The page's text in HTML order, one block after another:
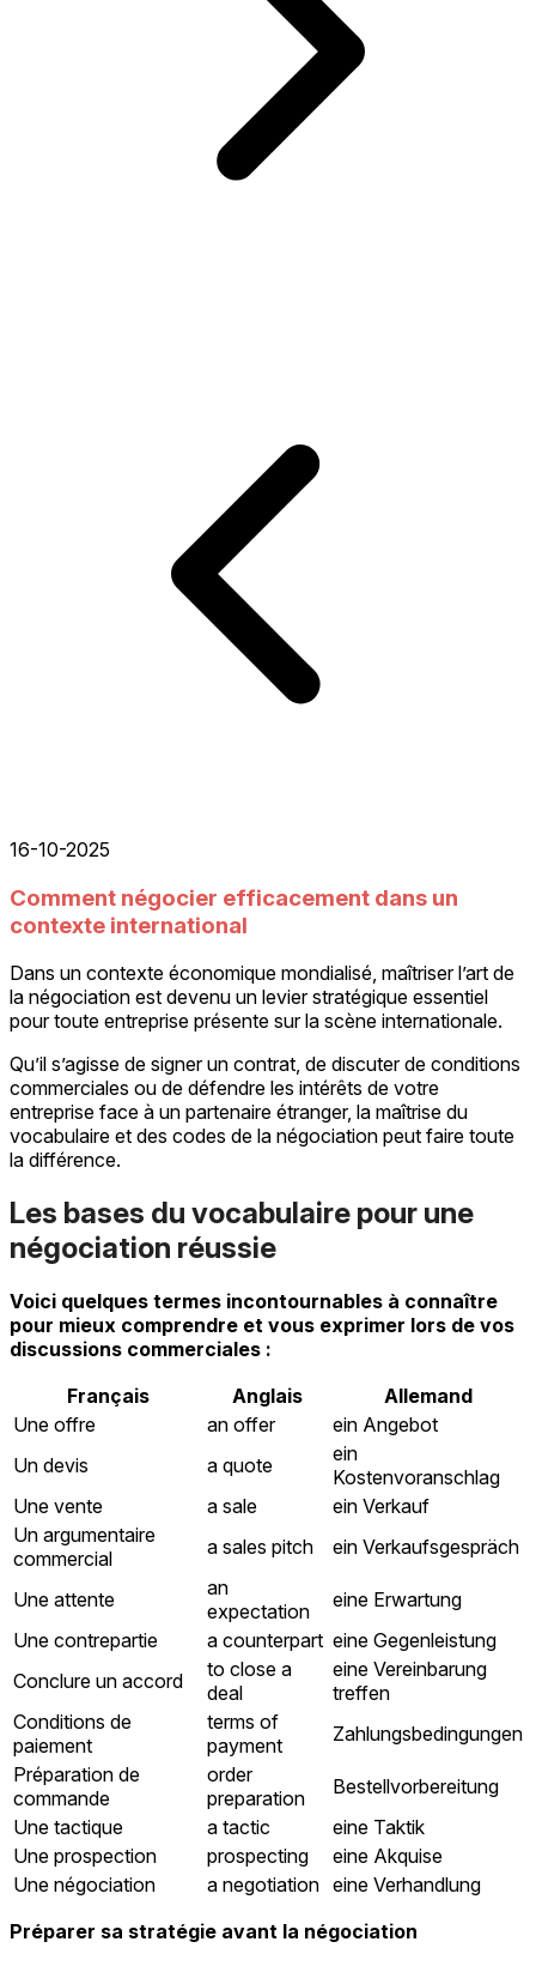
16-10-2025
Comment négocier efficacement dans un
contexte international
Dans un contexte économique mondialisé, maîtriser l’art de
la négociation est devenu un levier stratégique essentiel
pour toute entreprise présente sur la scène internationale.
Qu’il s’agisse de signer un contrat, de discuter de conditions
commerciales ou de défendre les intérêts de votre
entreprise face à un partenaire étranger, la maîtrise du
vocabulaire et des codes de la négociation peut faire toute
la différence.
Les bases du vocabulaire pour une
négociation réussie
Voici quelques termes incontournables à connaître
pour mieux comprendre et vous exprimer lors de vos
discussions commerciales :
Français
Anglais
Allemand
Une offre
an offer
ein Angebot
Un devis
a quote
ein
Kostenvoranschlag
Une vente
a sale
ein Verkauf
Un argumentaire
commercial
a sales pitch ein Verkaufsgespräch
Une attente
an
expectation
eine Erwartung
Une contrepartie
a counterpart eine Gegenleistung
Conclure un accord
to close a
deal
eine Vereinbarung
treffen
Conditions de
paiement
terms of
payment
Zahlungsbedingungen
Préparation de
commande
order
preparation
Bestellvorbereitung
Une tactique
a tactic
eine Taktik
Une prospection
prospecting
eine Akquise
Une négociation
a negotiation eine Verhandlung
Préparer sa stratégie avant la négociation